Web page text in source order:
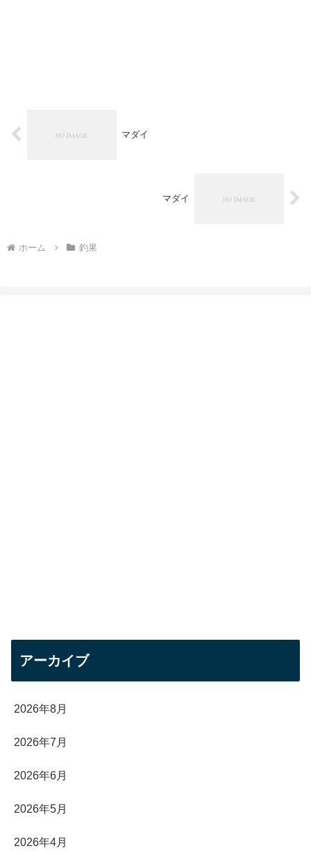
マダイ
マダイ
ホーム 釣果
アーカイブ
2026年8月
2026年7月
2026年6月
2026年5月
2026年4月